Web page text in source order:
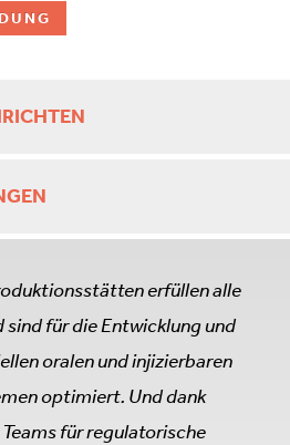
erfüllen alle
für die Entwicklung und
oralen und injizierbaren
optimiert. Und dank
für regulatorische